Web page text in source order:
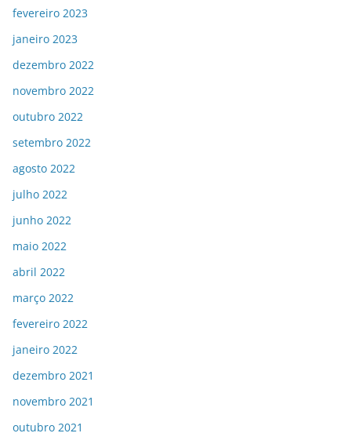
fevereiro 2023
janeiro 2023
dezembro 2022
novembro 2022
outubro 2022
setembro 2022
agosto 2022
julho 2022
junho 2022
maio 2022
abril 2022
março 2022
fevereiro 2022
janeiro 2022
dezembro 2021
novembro 2021
outubro 2021